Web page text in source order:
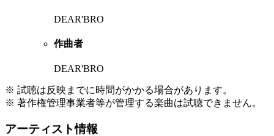
DEAR'BRO
作曲者
DEAR'BRO
※ 試聴は反映までに時間がかかる場合があります。
※ 著作権管理事業者等が管理する楽曲は試聴できません。
アーティスト情報